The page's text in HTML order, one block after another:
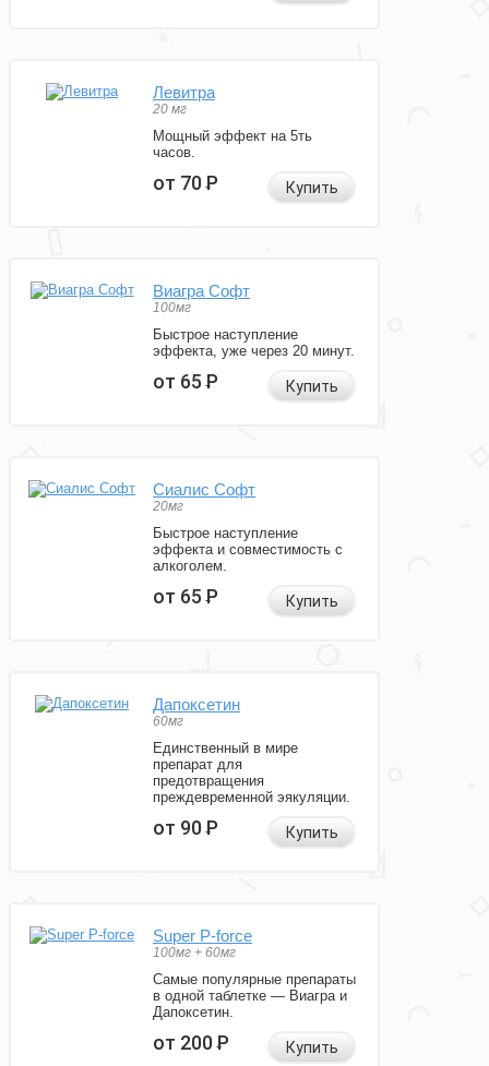
Левитра
20 мг
Мощный эффект на 5ть
часов.
от 70Р Купить
Виагра Софт
100мг
Быстрое наступление
эффекта, уже через 20 минут.
от 65Р Купить
Сиалис Софт
20мг
Быстрое наступление
эффекта и совместимость с
алкоголем.
от 65Р Купить
Дапоксетин
60мг
Единственный в мире
препарат для
предотвращения
преждевременной эякуляции.
от 90Р Купить
Super P-force
100мг + 60мг
Самые популярные препараты
в одной таблетке — Виагра и
Дапоксетин.
от 200Р Купить